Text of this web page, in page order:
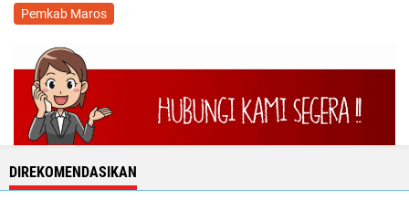
Pemkab Maros
DIREKOMENDASIKAN